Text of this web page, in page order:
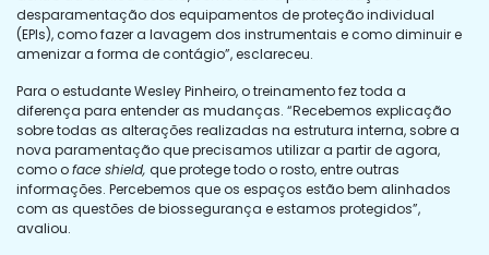
desparamentação dos equipamentos de proteção individual
(EPIs), como fazer a lavagem dos instrumentais e como diminuir e
amenizar a forma de contágio”, esclareceu.
Para o estudante Wesley Pinheiro, o treinamento fez toda a
diferença para entender as mudanças. “Recebemos explicação
sobre todas as alterações realizadas na estrutura interna, sobre a
nova paramentação que precisamos utilizar a partir de agora,
como oface shield, que protege todo o rosto, entre outras
informações. Percebemos que os espaços estão bem alinhados
com as questões de biossegurança e estamos protegidos”,
avaliou.